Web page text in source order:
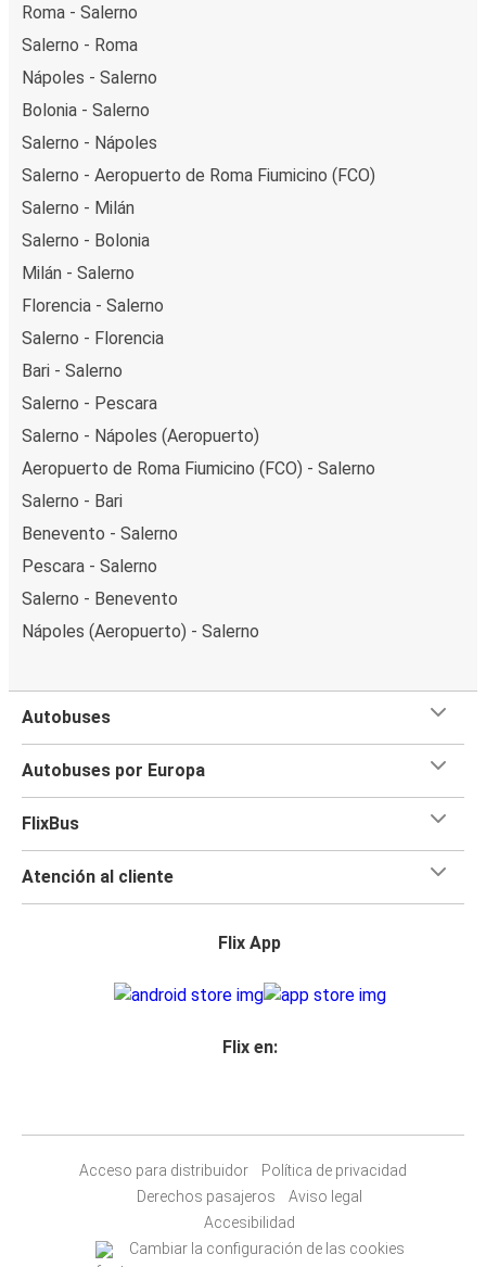
Roma - Salerno
Salerno - Roma
Nápoles - Salerno
Bolonia - Salerno
Salerno - Nápoles
Salerno - Aeropuerto de Roma Fiumicino (FCO)
Salerno - Milán
Salerno - Bolonia
Milán - Salerno
Florencia - Salerno
Salerno - Florencia
Bari - Salerno
Salerno - Pescara
Salerno - Nápoles (Aeropuerto)
Aeropuerto de Roma Fiumicino (FCO) - Salerno
Salerno - Bari
Benevento - Salerno
Pescara - Salerno
Salerno - Benevento
Nápoles (Aeropuerto) - Salerno
Autobuses
Autobuses por Europa
FlixBus
Atención al cliente
Flix App
Flix en:
Acceso para distribuidor
Política de privacidad
Derechos pasajeros
Aviso legal
Accesibilidad
Cambiar la configuración de las cookies